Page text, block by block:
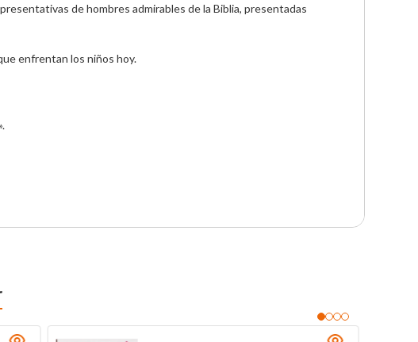
de hombres admirables de la Biblia, presentadas
enfrentan los niños hoy.